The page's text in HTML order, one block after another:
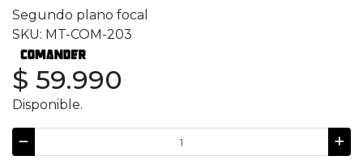
Segundo plano focal
SKU: MT-COM-203
$ 59.990
Disponible.